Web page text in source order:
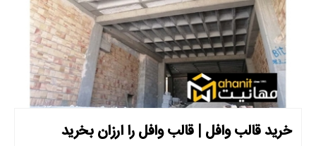
خرید قالب وافل | قالب وافل را ارزان بخرید